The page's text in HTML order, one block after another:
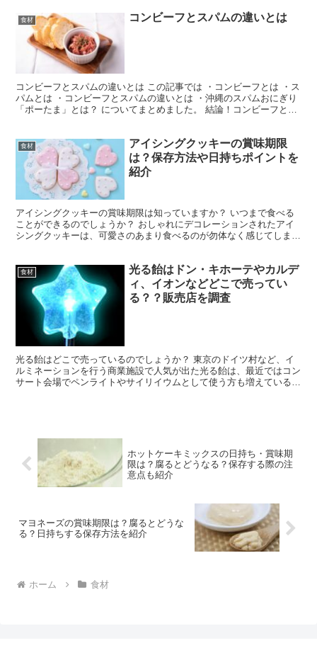
食材 コンビーフとスパムの違いとは
コンビーフとスパムの違いとは この記事では ・コンビーフとは ・ス
パムとは ・コンビーフとスパムの違いとは ・沖縄のスパムおにぎり
「ポーたま」とは？ についてまとめました。 結論！コンビーフとス
食材
アイシングクッキーの賞味期限
は？保存方法や日持ちポイントを
紹介
アイシングクッキーの賞味期限は知っていますか？ いつまで食べる
ことができるのでしょうか？ おしゃれにデコレーションされたアイ
シングクッキーは、可愛さのあまり食べるのが勿体なく感じてしまい
食材
光る飴はドン・キホーテやカルデ
ィ、イオンなどどこで売ってい
る？？販売店を調査
光る飴はどこで売っているのでしょうか？ 東京のドイツ村など、イ
ルミネーションを行う商業施設で人気が出た光る飴は、最近ではコン
サート会場でペンライトやサイリイウムとして使う方も増えているよ
ホットケーキミックスの日持ち・賞味期
限は？腐るとどうなる？保存する際の注
意点も紹介
マヨネーズの賞味期限は？腐るとどうな
る？日持ちする保存方法を紹介
ホーム 食材